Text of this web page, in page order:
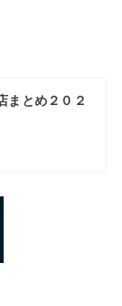
まとめ２０２